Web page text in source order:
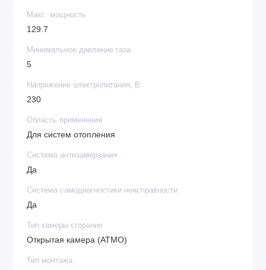
Макс. мощность
129.7
Минимальное давление газа
5
Напряжение электропитания, В
230
Область применения
Для систем отопления
Система антизамерзания
Да
Система самодиагностики неисправности
Да
Тип камеры сгорания
Открытая камера (ATMO)
Тип монтажа